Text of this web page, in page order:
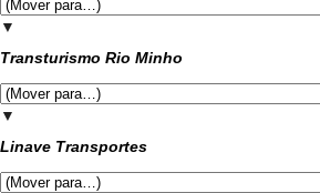
▼
Transturismo Rio Minho
▼
Linave Transportes